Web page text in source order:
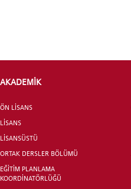
LİSANS ADAY ÖĞRENCİ
AKADEMİK
ÖN LİSANS
LİSANS
LİSANSÜSTÜ
ORTAK DERSLER BÖLÜMÜ
EĞİTİM PLANLAMA
KOORDİNATÖRLÜĞÜ